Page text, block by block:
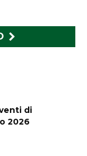
di
2026